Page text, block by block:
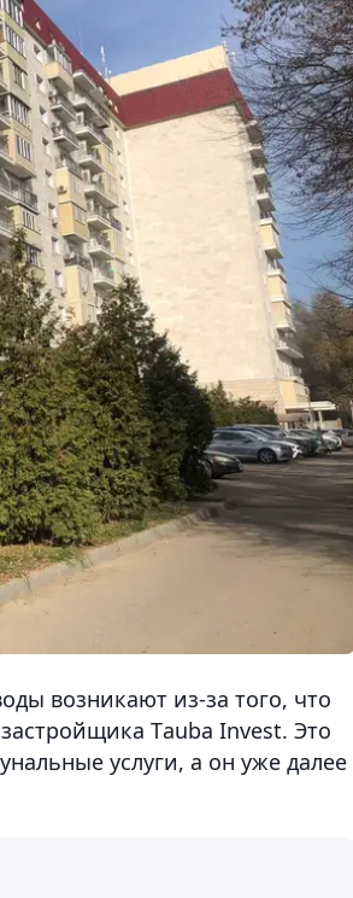
возникают из-за того, что
Тauba Invest. Это
услуги, а он уже далее